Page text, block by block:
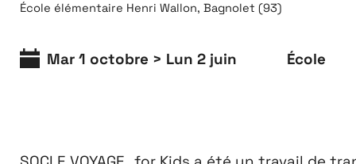
École élémentaire Henri Wallon, Bagnolet (93)
Mar 1 octobre > Lun 2 juin École